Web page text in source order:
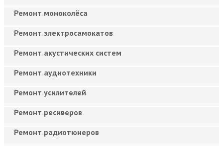
Ремонт моноколёса
Ремонт электросамокатов
Ремонт акустических систем
Ремонт аудиотехники
Ремонт усилителей
Ремонт ресиверов
Ремонт радиотюнеров